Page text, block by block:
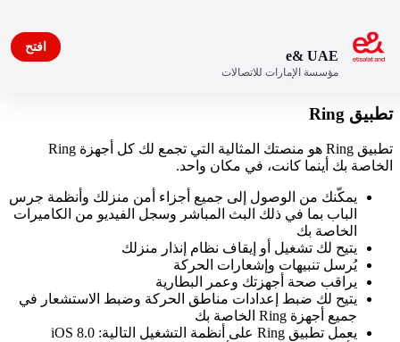
تطبيق Ring
تطبيق Ring هو منصتك المثالية التي تجمع لك كل أجهزة Ring
الخاصة بك أينما كانت، في مكان واحد.
يمكّنك من الوصول إلى جميع أجزاء أمن منزلك وأنظمة جرس
الباب بما في ذلك البث المباشر وسجل الفيديو من الكاميرات
الخاصة بك
يتيح لك تشغيل أو إيقاف نظام إنذار منزلك
يُرسل تنبيهات وإشعارات الحركة
يراقب صحة أجهزتك وعمر البطارية
يتيح لك ضبط إعدادات مناطق الحركة وضبط الاستشعار في
جميع أجهزة Ring الخاصة بك
يعمل تطبيق Ring على أنظمة التشغيل التالية: iOS 8.0
e& UAE
مؤسسة الإمارات للاتصالات
افتح